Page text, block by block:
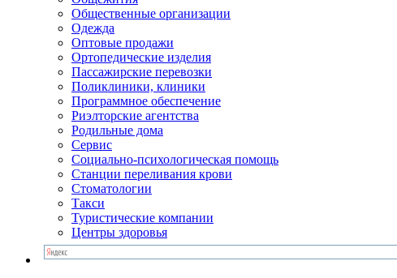
Общественные организации
Одежда
Оптовые продажи
Ортопедические изделия
Пассажирские перевозки
Поликлиники, клиники
Программное обеспечение
Риэлторские агентства
Родильные дома
Сервис
Социально-психологическая помощь
Станции переливания крови
Стоматологии
Такси
Туристические компании
Центры здоровья